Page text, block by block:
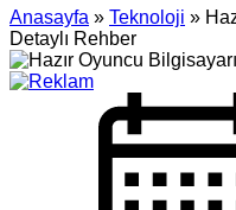
Anasayfa » Teknoloji »
Detaylı Rehber